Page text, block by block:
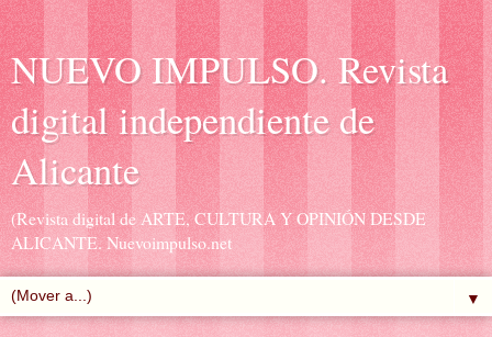
NUEVO IMPULSO. Revista
digital independiente de
Alicante
(Revista digital de ARTE, CULTURA Y OPINIÓN DESDE
ALICANTE. Nuevoimpulso.net
▼